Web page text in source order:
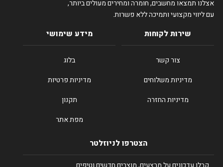
אצלנו תמצאו מחשבים, חומרה ומחירים מעולים ביותר,
עם ליווי מקצועי ותמיכה ללא פשרות.
שירות לקוחות
צור קשר
מדיניות משלוחים
מדיניות החזרה
מידע שימושי
בלוג
מדיניות פרטיות
תקנון
מפת אתר
הצטרפו לניוזלטר